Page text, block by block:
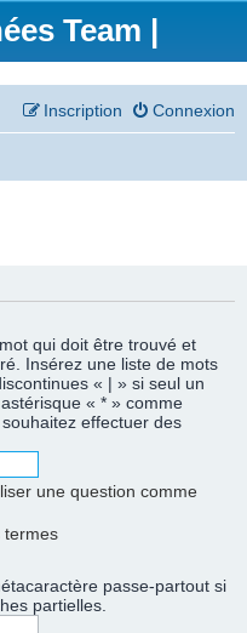
Team |
Connexion
Inscription
qui doit être trouvé et
Insérez une liste de mots
« | » si seul un
« * » comme
effectuer des
une question comme
termes
passe-partout si
partielles.